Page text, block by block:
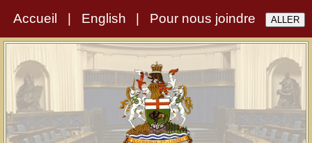
Accueil English Pour nous joindre